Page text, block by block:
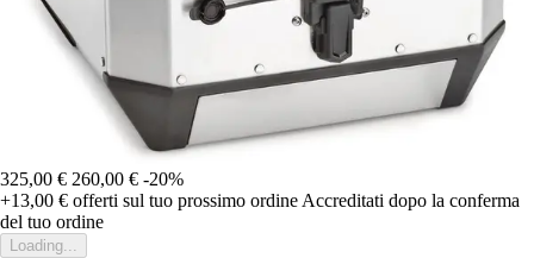
325,00 € 260,00 € -20%
+13,00 € offerti sul tuo prossimo ordine Accreditati dopo la conferma
del tuo ordine
Loading...